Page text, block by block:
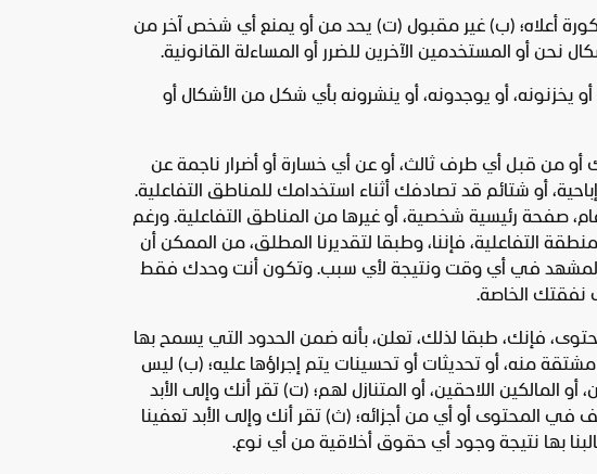
أعلاه؛ (ب) غير مقبول (ت) يحد من أو يمنع أي شخص آخر من
أو المستخدمين الآخرين للضرر أو المساءلة القانونية.
يخزنونه، أو يوجدونه، أو ينشرونه بأي شكل من الأشكال أو
أو من قبل أي طرف ثالث، أو عن أي خسارة أو أضرار ناجمة عن
أو شتائم قد تصادفك أثناء استخدامك للمناطق التفاعلية.
صفحة رئيسية شخصية، أو غيرها من المناطق التفاعلية. ورغم
التفاعلية، فإننا، وطبقا لتقديرنا المطلق، من الممكن أن
المشهد في أي وقت ونتيجة لأي سبب. وتكون أنت وحدك فقط
نفقتك الخاصة.
فإنك، طبقا لذلك، تعلن، بأنه ضمن الحدود التي يسمح بها
منه، أو تحديثات أو تحسينات يتم إجراؤها عليه؛ (ب) ليس
اللاحقين، أو المتنازل لهم؛ (ت) تقر أنك وإلى الأبد
المحتوى أو أي من أجزائه؛ (ث) تقر أنك وإلى الأبد تعفينا
بها نتيجة وجود أي حقوق أخلاقية من أي نوع.